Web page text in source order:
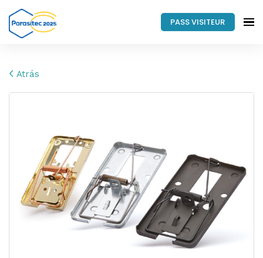
PASS VISITEUR
Atrás